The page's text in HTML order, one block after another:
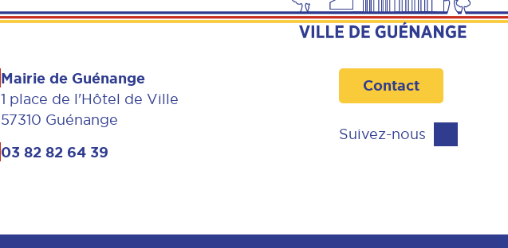
Mairie de Guénange
1 place de l'Hôtel de Ville
57310 Guénange
03 82 82 64 39
Contact
Suivez-nous